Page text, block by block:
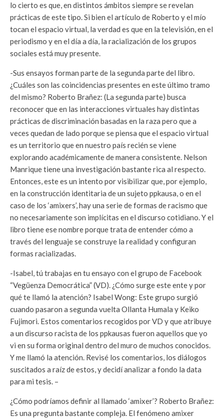
lo cierto es que, en distintos ámbitos siempre se revelan
prácticas de este tipo. Si bien el artículo de Roberto y el mío
tocan el espacio virtual, la verdad es que en la televisión, en el
periodismo y en el día a día, la racialización de los grupos
sociales está muy presente.
-Sus ensayos forman parte de la segunda parte del libro.
¿Cuáles son las coincidencias presentes en este último tramo
del mismo? Roberto Brañez: (La segunda parte) busca
reconocer que en las interacciones virtuales hay distintas
prácticas de discriminación basadas en la raza pero que a
veces quedan de lado porque se piensa que el espacio virtual
es un territorio que en nuestro país recién se viene
explorando académicamente de manera consistente. Nelson
Manrique tiene una investigación bastante rica al respecto.
Entonces, este es un intento por visibilizar que, por ejemplo,
en la construcción identitaria de un sujeto ppkausa, o en el
caso de los ‘amixers’, hay una serie de formas de racismo que
no necesariamente son implícitas en el discurso cotidiano. Y el
libro tiene ese nombre porque trata de entender cómo a
través del lenguaje se construye la realidad y configuran
formas racializadas.
-Isabel, tú trabajas en tu ensayo con el grupo de Facebook
“Vegüenza Democrática” (VD). ¿Cómo surge este ente y por
qué te llamó la atención? Isabel Wong: Este grupo surgió
cuando pasaron a segunda vuelta Ollanta Humala y Keiko
Fujimori. Estos comentarios recogidos por VD y que atribuye
a un discurso racista de los ppkausas fueron aquellos que yo
vi en su forma original dentro del muro de muchos conocidos.
Y me llamó la atención. Revisé los comentarios, los diálogos
suscitados a raíz de estos, y decidí analizar a fondo la data
para mi tesis. –
¿Cómo podríamos definir al llamado ‘amixer’? Roberto Brañez:
Es una pregunta bastante compleja. El fenómeno amixer